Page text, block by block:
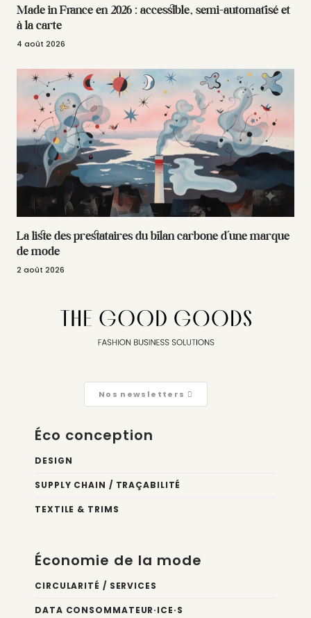
Made in France en 2026 : accessible, semi-automatisé et
à la carte
4 août 2026
La liste des prestataires du bilan carbone d’une marque
de mode
2 août 2026
Nos newsletters
Éco conception
DESIGN
SUPPLY CHAIN / TRAÇABILITÉ
TEXTILE & TRIMS
Économie de la mode
CIRCULARITÉ / SERVICES
DATA CONSOMMATEUR·ICE·S